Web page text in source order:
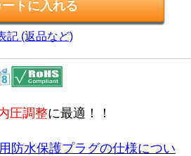
記 (返品など)
圧調整に最適！！
防水保護プラグの仕様につい